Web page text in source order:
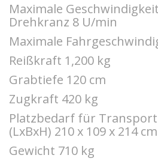
Maximale
Drehkranz 8 U/min
Maximale
Reißkraft 1,200 kg
Grabtiefe 120 cm
Zugkraft 420 kg
Platzbedarf für
(LxBxH) 210 x 109 x 214 cm
Gewicht 710 kg